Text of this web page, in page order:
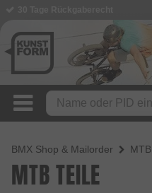
BMX Shop & Mailorder MTB
MTB TEILE